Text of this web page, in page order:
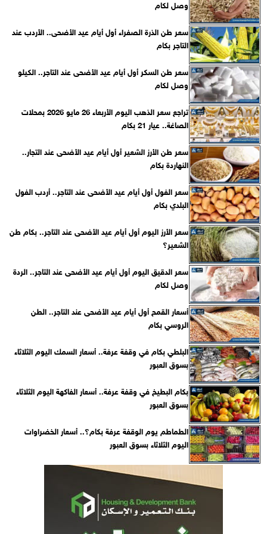
وصل لكام
سعر طن الذرة الصفراء أول أيام عيد الأضحى.. الأردب عند
التاجر بكام
سعر طن السكر أول أيام عيد الأضحى عند التاجر.. الكيلو
وصل لكام
تراجع سعر الذهب اليوم الأربعاء 26 مايو 2026 بمحلات
الصاغة.. عيار 21 بكام
سعر طن الأرز الشعير أول أيام عيد الأضحى عند التجار..
النهاردة بكام
سعر الفول أول أيام عيد الأضحى عند التاجر.. أردب الفول
البلدي بكام
سعر الأرز اليوم أول أيام عيد الأضحى عند التاجر.. بكام طن
الشعير؟
سعر الدقيق اليوم أول أيام عيد الأضحى عند التاجر.. الردة
وصل لكام
أسعار القمح أول أيام عيد الأضحى عند التاجر.. الطن
الروسي بكام
البلطي بكام في وقفة عرفة.. أسعار السمك اليوم الثلاثاء
بسوق العبور
بكام البطيخ في وقفة عرفة.. أسعار الفاكهة اليوم الثلاثاء
بسوق العبور
الطماطم يوم الوقفة عرفة بكام؟.. أسعار الخضراوات
اليوم الثلاثاء بسوق العبور